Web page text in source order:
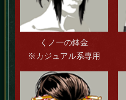
くノ一の鉢金
※カジュアル系専用